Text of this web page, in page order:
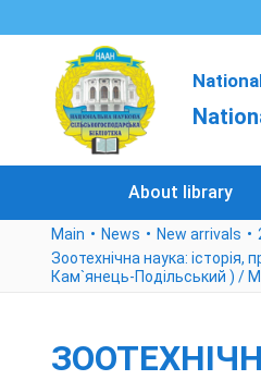
About library
Main News New arrivals
Зоотехнічна наука:
Кам`янець-Подільський ) /